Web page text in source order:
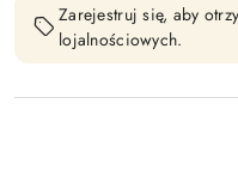
Zarejestruj się, aby
lojalnościowych.